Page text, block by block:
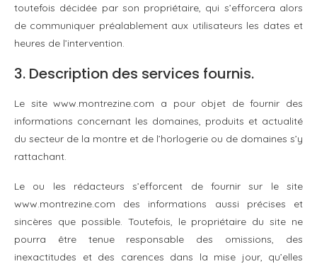
toutefois décidée par son propriétaire, qui s’efforcera alors
de communiquer préalablement aux utilisateurs les dates et
heures de l’intervention.
3. Description des services fournis.
Le site www.montrezine.com a pour objet de fournir des
informations concernant les domaines, produits et actualité
du secteur de la montre et de l’horlogerie ou de domaines s’y
rattachant.
Le ou les rédacteurs s’efforcent de fournir sur le site
www.montrezine.com des informations aussi précises et
sincères que possible. Toutefois, le propriétaire du site ne
pourra être tenue responsable des omissions, des
inexactitudes et des carences dans la mise jour, qu’elles